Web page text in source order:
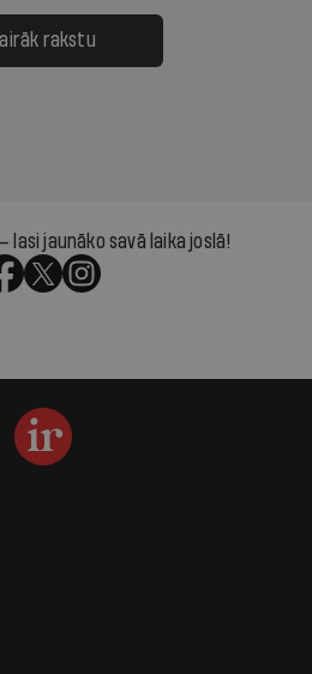
rakstu
lasi jaunāko savā laika joslā!